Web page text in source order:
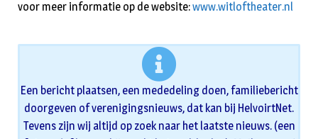
voor meer informatie op de website:www.witloftheater.nl
Een bericht plaatsen, een mededeling doen, familiebericht
doorgeven of verenigingsnieuws, dat kan bij HelvoirtNet.
Tevens zijn wij altijd op zoek naar het laatste nieuws. (een